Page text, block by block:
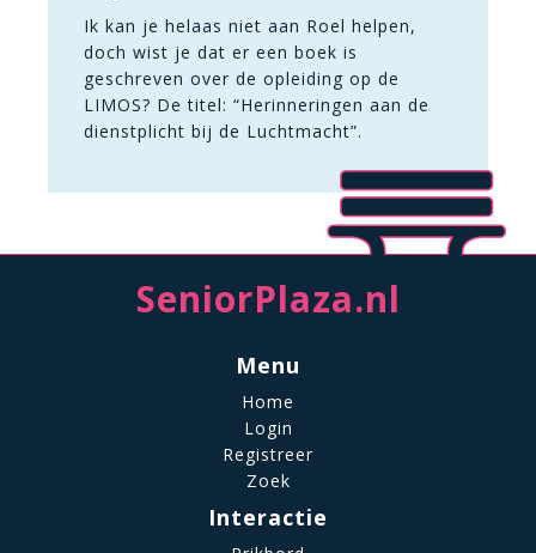
Ik kan je helaas niet aan Roel helpen,
doch wist je dat er een boek is
geschreven over de opleiding op de
LIMOS? De titel: “Herinneringen aan de
dienstplicht bij de Luchtmacht”.
SeniorPlaza.nl
Menu
Home
Login
Registreer
Zoek
Interactie